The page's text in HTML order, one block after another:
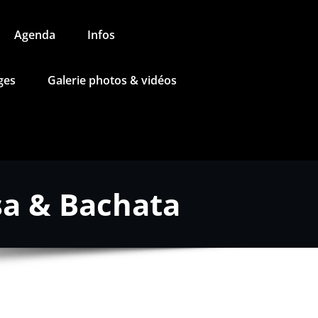
Agenda Infos
Galerie photos & vidéos
& Bachata